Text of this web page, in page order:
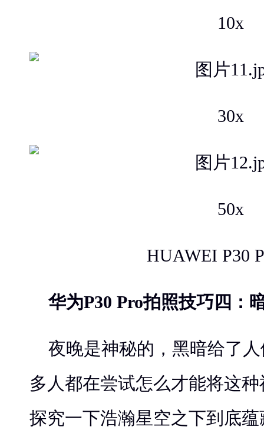
10x
30x
50x
HUAWEI P30
华为P30 Pro拍照技巧四：
夜晚是神秘的，黑暗给了
多人都在尝试怎么才能将这
探究一下浩瀚星空之下到底